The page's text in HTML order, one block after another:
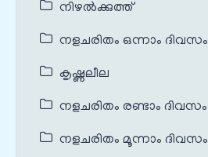
നിഴൽക്കുത്ത്
നളചരിതം ഒന്നാം ദിവസം
കൃഷ്ണലീല
നളചരിതം രണ്ടാം ദിവസം
നളചരിതം മൂന്നാം ദിവസം